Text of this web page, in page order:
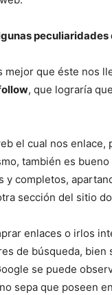
mejor que éste nos
, que lograría
el cual nos enlace,
también es
completos,
sección del sitio
enlaces o irlos
de búsqueda, bien
se puede
sepa que poseen